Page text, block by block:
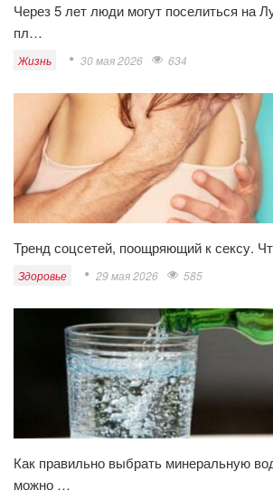
Через 5 лет люди могут поселиться на
пл…
Жизнь 30 мая 2026 634
Тренд соцсетей, поощряющий к сексу.
Здоровье 29 мая 2026 585
Как правильно выбрать минеральную
можно …